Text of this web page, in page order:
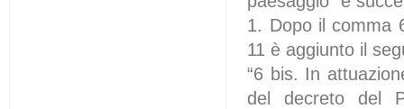
1. Dopo il comma
11 è aggiunto il
“6 bis. In
del decreto del